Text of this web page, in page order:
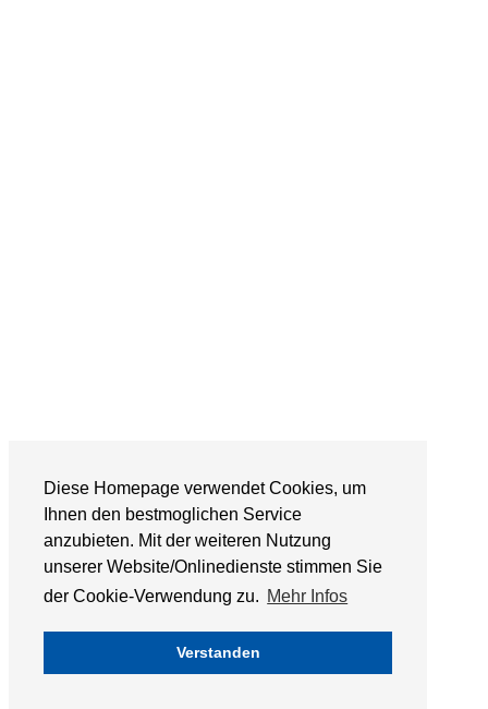
Diese Homepage verwendet Cookies, um
Ihnen den bestmoglichen Service
anzubieten. Mit der weiteren Nutzung
unserer Website/Onlinedienste stimmen Sie
der Cookie-Verwendung zu. Mehr Infos
Verstanden